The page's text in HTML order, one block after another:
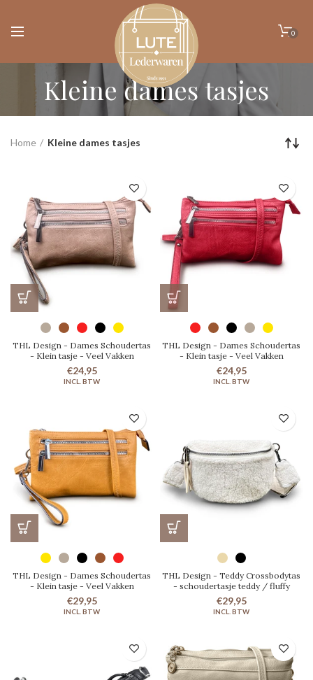
0
Kleine dames tasjes
Home Kleine dames tasjes
THL Design - Dames Schoudertas
- Klein tasje - Veel Vakken
€24,95
THL Design - Dames Schoudertas
- Klein tasje - Veel Vakken
€24,95
THL Design - Dames Schoudertas
- Klein tasje - Veel Vakken
€29,95
THL Design - Teddy Crossbodytas
- schoudertasje teddy / fluffy
€29,95